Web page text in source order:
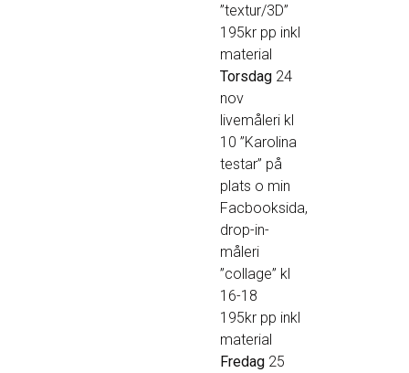
”textur/3D”
195kr pp inkl
material
Torsdag24
nov
livemåleri kl
10 ”Karolina
testar” på
plats o min
Facbooksida,
drop-in-
måleri
”collage” kl
16-18
195kr pp inkl
material
Fredag25